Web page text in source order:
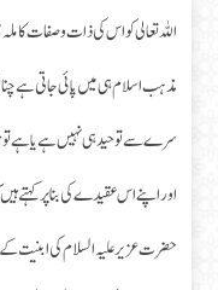
اللہ تعالی کو اس کی ذات وصفات
مذہب اسلام ہی میں پائی جاتی ہے
سرے سے توحید ہی نہیں ہے یا ہے تو
اور اپنے اس عقیدے کی بنا پر کہتے
حضرت عزیر علیہ السلام کی ابنیت کے